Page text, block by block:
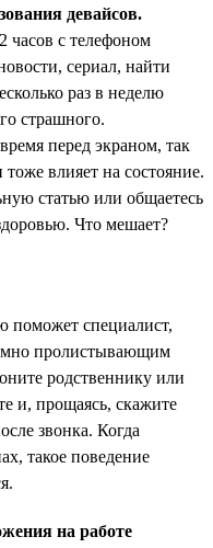
девайсов.
часов с телефоном
сериал, найти
раз в неделю
страшного.
перед экраном, так
влияет на состояние.
статью или общаетесь
Что мешает?
поможет специалист,
пролистывающим
родственнику или
и, прощаясь, скажите
звонка. Когда
такое поведение
на работе